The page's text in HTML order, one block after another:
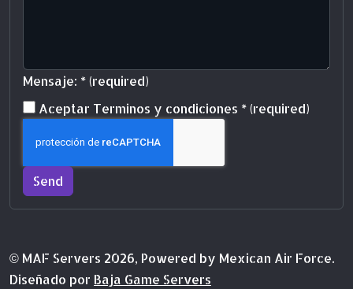
Mensaje: *(required)
Terms and conditions
Aceptar Terminos y condiciones *(required)
Send
© MAF Servers 2026, Powered by Mexican Air Force.
Diseñado por Baja Game Servers